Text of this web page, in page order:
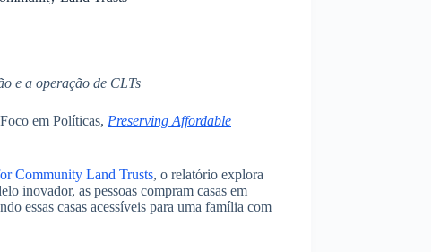
e a operação de CLTs
em Políticas, Preserving Affordable
Community Land Trusts, o relatório explora
inovador, as pessoas compram casas em
essas casas acessíveis para uma família com